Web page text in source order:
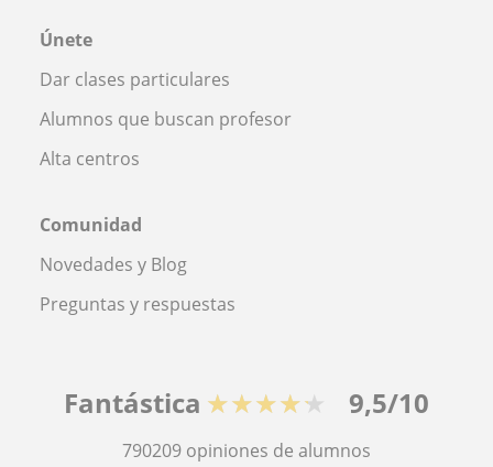
Únete
Dar clases particulares
Alumnos que buscan profesor
Alta centros
Comunidad
Novedades y Blog
Preguntas y respuestas
Fantástica ★★★★★ 9,5/10
790209 opiniones de alumnos